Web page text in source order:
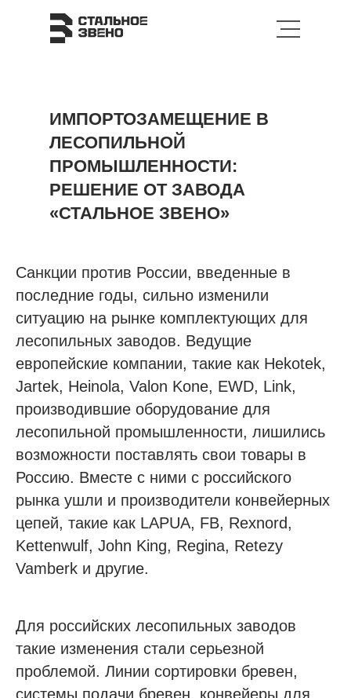
ИМПОРТОЗАМЕЩЕНИЕ В
ЛЕСОПИЛЬНОЙ
ПРОМЫШЛЕННОСТИ:
РЕШЕНИЕ ОТ ЗАВОДА
«СТАЛЬНОЕ ЗВЕНО»
Санкции против России, введенные в
последние годы, сильно изменили
ситуацию на рынке комплектующих для
лесопильных заводов. Ведущие
европейские компании, такие как Hekotek,
Jartek, Heinola, Valon Kone, EWD, Link,
производившие оборудование для
лесопильной промышленности, лишились
возможности поставлять свои товары в
Россию. Вместе с ними с российского
рынка ушли и производители конвейерных
цепей, такие как LAPUA, FB, Rexnord,
Kettenwulf, John King, Regina, Retezy
Vamberk и другие.
Для российских лесопильных заводов
такие изменения стали серьезной
проблемой. Линии сортировки бревен,
системы подачи бревен, конвейеры для